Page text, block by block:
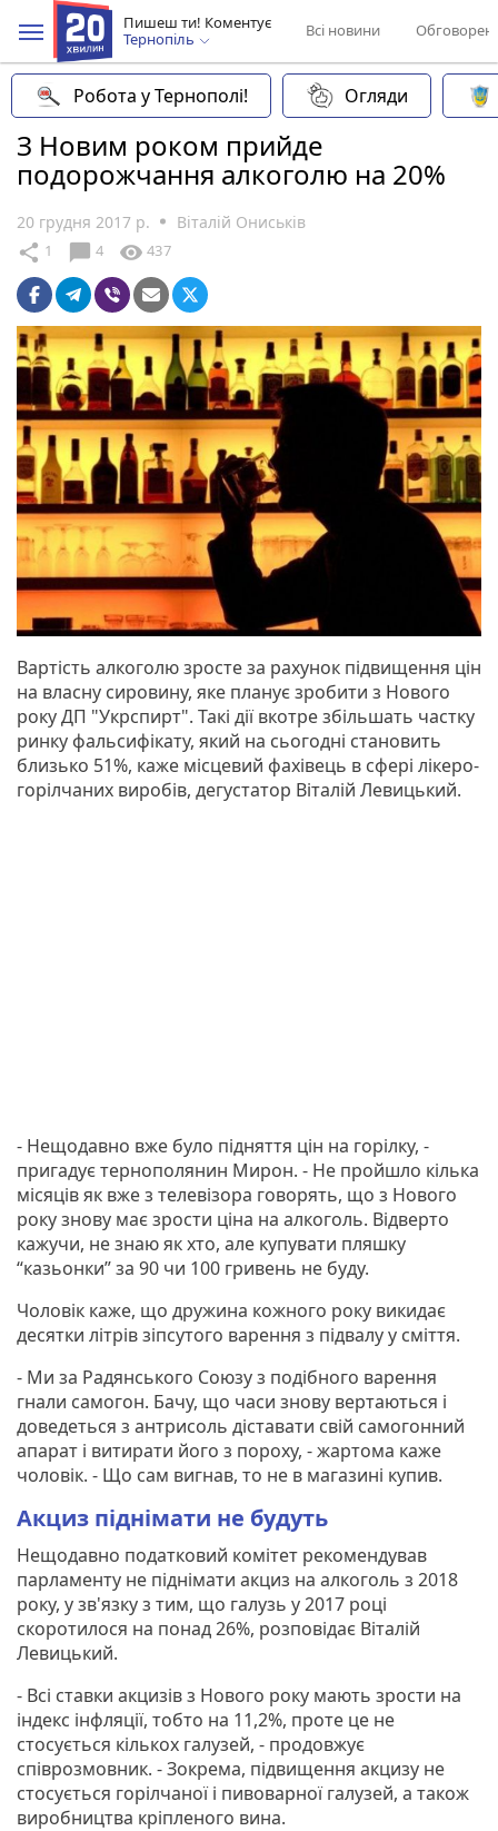
Пишеш ти! Коментує
Тернопіль
Всі новини
Робота у Тернополі! Огляди
З Новим роком прийде
подорожчання алкоголю на 20%
20 грудня 2017 р. Віталій Ониськів
share 1 chat_bubble 4 visibility 437
Вартість алкоголю зросте за рахунок підвищення цін
на власну сировину, яке планує зробити з Нового
року ДП "Укрспирт". Такі дії вкотре збільшать частку
ринку фальсифікату, який на сьогодні становить
близько 51%, каже місцевий фахівець в сфері лікеро-
горілчаних виробів, дегустатор Віталій Левицький.
- Нещодавно вже було підняття цін на горілку, -
пригадує тернополянин Мирон. - Не пройшло кілька
місяців як вже з телевізора говорять, що з Нового
року знову має зрости ціна на алкоголь. Відверто
кажучи, не знаю як хто, але купувати пляшку
“казьонки” за 90 чи 100 гривень не буду.
Чоловік каже, що дружина кожного року викидає
десятки літрів зіпсутого варення з підвалу у сміття.
- Ми за Радянського Союзу з подібного варення
гнали самогон. Бачу, що часи знову вертаються і
доведеться з антрисоль діставати свій самогонний
апарат і витирати його з пороху, - жартома каже
чоловік. - Що сам вигнав, то не в магазині купив.
Акциз піднімати не будуть
Нещодавно податковий комітет рекомендував
парламенту не піднімати акциз на алкоголь з 2018
року, у зв'язку з тим, що галузь у 2017 році
скоротилося на понад 26%, розповідає Віталій
Левицький.
- Всі ставки акцизів з Нового року мають зрости на
індекс інфляції, тобто на 11,2%, проте це не
стосується кількох галузей, - продовжує
співрозмовник. - Зокрема, підвищення акцизу не
стосується горілчаної і пивоварної галузей, а також
виробництва кріпленого вина.